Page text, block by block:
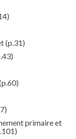
(p.31)
primaire et